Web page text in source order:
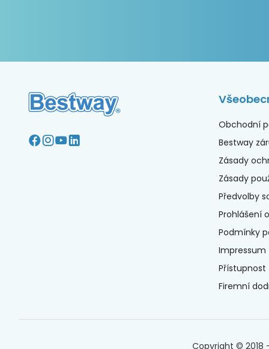
Obchodní
Bestway
Zásady
Zásady
Předvolby
Prohlášení
Podmínky
Impressum
Přístupnost
Firemní
Copyright © 2018